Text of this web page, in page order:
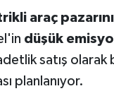
araç
düşük
satış
planlanıyor.